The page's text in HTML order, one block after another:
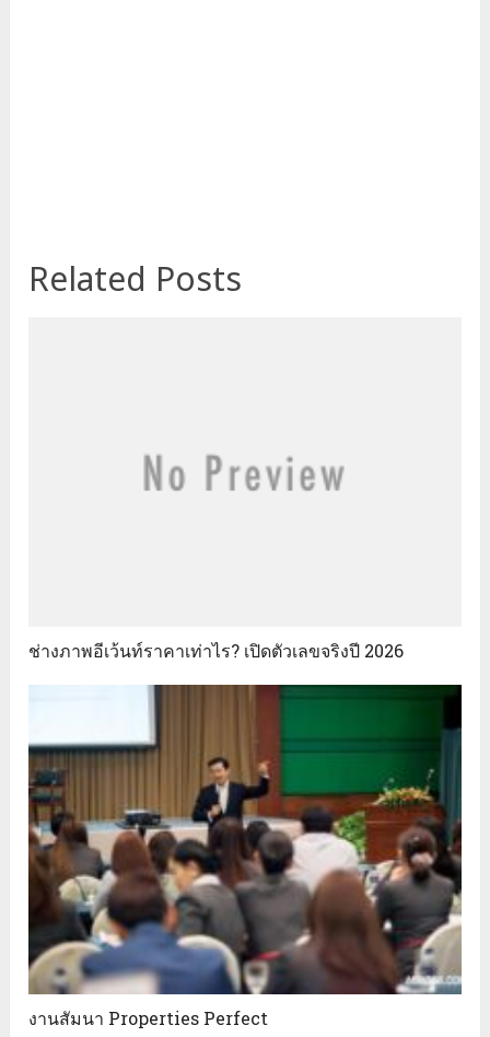
Related Posts
ช่างภาพอีเว้นท์ราคาเท่าไร? เปิดตัวเลขจริงปี 2026
งานสัมนา Properties Perfect